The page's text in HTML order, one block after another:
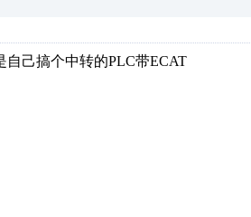
自己搞个中转的PLC带ECAT